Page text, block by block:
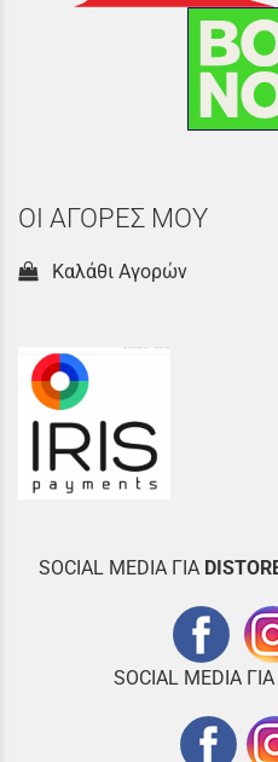
ΟΙ ΑΓΟΡΕΣ ΜΟΥ
Καλάθι Αγορών
SOCIAL MEDIA ΓΙΑ DISTOR
SOCIAL MEDIA ΓΙΑ